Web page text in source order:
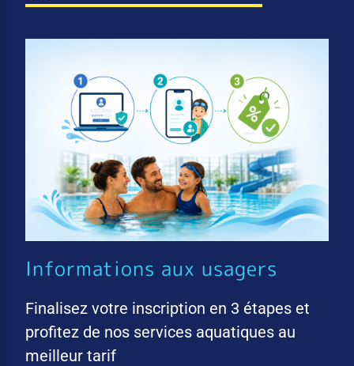
Informations aux usagers
Finalisez votre inscription en 3 étapes et
profitez de nos services aquatiques au
meilleur tarif